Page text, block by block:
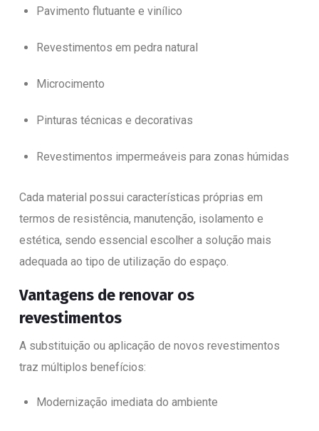
Pavimento flutuante e vinílico
Revestimentos em pedra natural
Microcimento
Pinturas técnicas e decorativas
Revestimentos impermeáveis para zonas húmidas
Cada material possui características próprias em
termos de resistência, manutenção, isolamento e
estética, sendo essencial escolher a solução mais
adequada ao tipo de utilização do espaço.
Vantagens de renovar os
revestimentos
A substituição ou aplicação de novos revestimentos
traz múltiplos benefícios:
Modernização imediata do ambiente